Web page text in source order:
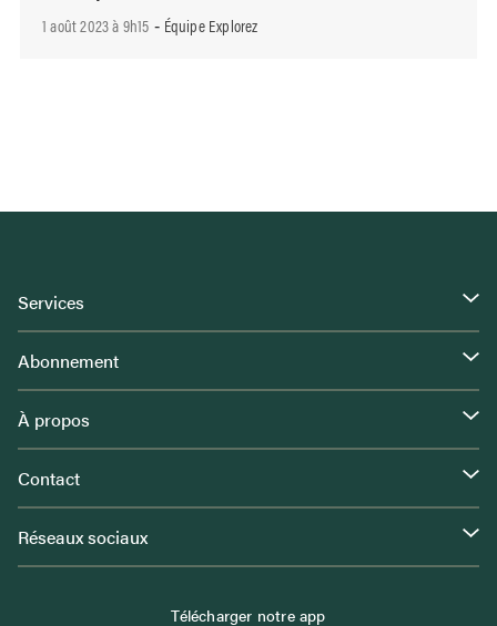
1 août 2023 à 9h15 - Équipe Explorez
Services
Abonnement
À propos
Contact
Réseaux sociaux
Télécharger notre app